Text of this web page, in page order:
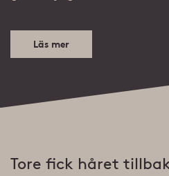
Läs mer
Tore fick håret